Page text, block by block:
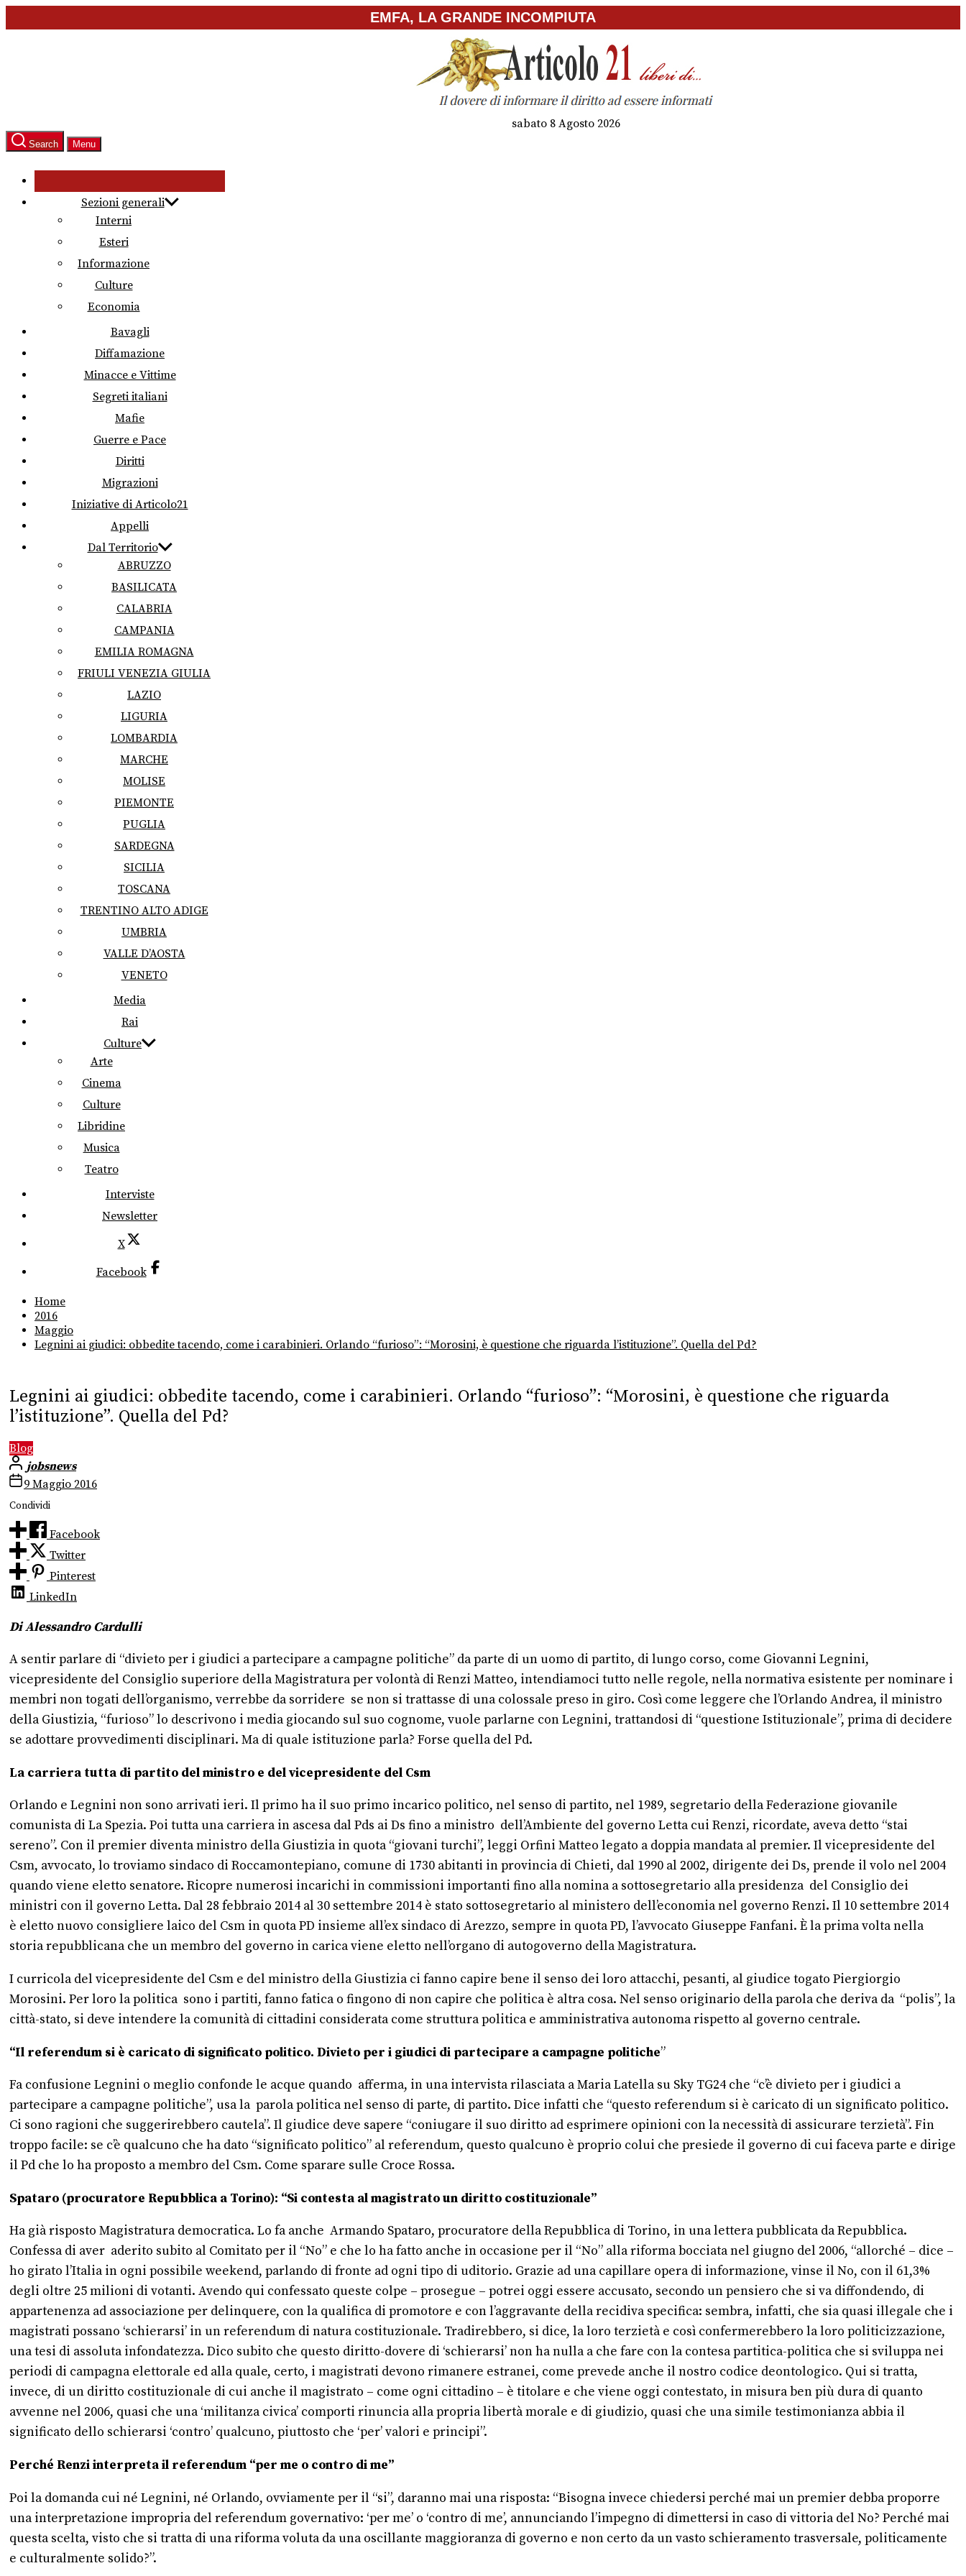
to
EMFA, LA GRANDE INCOMPIUTA
sabato 8 Agosto 2026
Search Menu
Sezioni generali
Interni
Esteri
Informazione
Culture
Economia
Bavagli
Diffamazione
Minacce e Vittime
Segreti italiani
Mafie
Guerre e Pace
Diritti
Migrazioni
Iniziative di Articolo21
Appelli
Dal Territorio
ABRUZZO
BASILICATA
CALABRIA
CAMPANIA
EMILIA ROMAGNA
FRIULI VENEZIA GIULIA
LAZIO
LIGURIA
LOMBARDIA
MARCHE
MOLISE
PIEMONTE
PUGLIA
SARDEGNA
SICILIA
TOSCANA
TRENTINO ALTO ADIGE
UMBRIA
VALLE D’AOSTA
VENETO
Media
Rai
Culture
Arte
Cinema
Culture
Libridine
Musica
Teatro
Interviste
Newsletter
X
Facebook
Home
2016
Maggio
Legnini ai giudici: obbedite tacendo, come i carabinieri. Orlando “furioso”: “Morosini, è questione che riguarda l’istituzione”. Quella del Pd?
Legnini ai giudici: obbedite tacendo, come i carabinieri. Orlando “furioso”: “Morosini, è questione che riguarda
l’istituzione”. Quella del Pd?
Blog
jobsnews
9 Maggio 2016
Condividi
Facebook
Twitter
Pinterest
LinkedIn
Di Alessandro Cardulli
A sentir parlare di “divieto per i giudici a partecipare a campagne politiche” da parte di un uomo di partito, di lungo corso, come Giovanni Legnini,
vicepresidente del Consiglio superiore della Magistratura per volontà di Renzi Matteo, intendiamoci tutto nelle regole, nella normativa esistente per nominare i
membri non togati dell’organismo, verrebbe da sorridere se non si trattasse di una colossale preso in giro. Così come leggere che l’Orlando Andrea, il ministro
della Giustizia, “furioso” lo descrivono i media giocando sul suo cognome, vuole parlarne con Legnini, trattandosi di “questione Istituzionale”, prima di decidere
se adottare provvedimenti disciplinari. Ma di quale istituzione parla? Forse quella del Pd.
La carriera tutta di partito del ministro e del vicepresidente del Csm
Orlando e Legnini non sono arrivati ieri. Il primo ha il suo primo incarico politico, nel senso di partito, nel 1989, segretario della Federazione giovanile
comunista di La Spezia. Poi tutta una carriera in ascesa dal Pds ai Ds fino a ministro dell’Ambiente del governo Letta cui Renzi, ricordate, aveva detto “stai
sereno”. Con il premier diventa ministro della Giustizia in quota “giovani turchi”, leggi Orfini Matteo legato a doppia mandata al premier. Il vicepresidente del
Csm, avvocato, lo troviamo sindaco di Roccamontepiano, comune di 1730 abitanti in provincia di Chieti, dal 1990 al 2002, dirigente dei Ds, prende il volo nel 2004
quando viene eletto senatore. Ricopre numerosi incarichi in commissioni importanti fino alla nomina a sottosegretario alla presidenza del Consiglio dei
ministri con il governo Letta. Dal 28 febbraio 2014 al 30 settembre 2014 è stato sottosegretario al ministero dell’economia nel governo Renzi. Il 10 settembre 2014
è eletto nuovo consigliere laico del Csm in quota PD insieme all’ex sindaco di Arezzo, sempre in quota PD, l’avvocato Giuseppe Fanfani. È la prima volta nella
storia repubblicana che un membro del governo in carica viene eletto nell’organo di autogoverno della Magistratura.
I curricola del vicepresidente del Csm e del ministro della Giustizia ci fanno capire bene il senso dei loro attacchi, pesanti, al giudice togato Piergiorgio
Morosini. Per loro la politica sono i partiti, fanno fatica o fingono di non capire che politica è altra cosa. Nel senso originario della parola che deriva da “polis”, la
città-stato, si deve intendere la comunità di cittadini considerata come struttura politica e amministrativa autonoma rispetto al governo centrale.
“Il referendum si è caricato di significato politico. Divieto per i giudici di partecipare a campagne politiche”
Fa confusione Legnini o meglio confonde le acque quando afferma, in una intervista rilasciata a Maria Latella su Sky TG24 che “c’è divieto per i giudici a
partecipare a campagne politiche”, usa la parola politica nel senso di parte, di partito. Dice infatti che “questo referendum si è caricato di un significato politico.
Ci sono ragioni che suggerirebbero cautela”. Il giudice deve sapere “coniugare il suo diritto ad esprimere opinioni con la necessità di assicurare terzietà”. Fin
troppo facile: se c’è qualcuno che ha dato “significato politico” al referendum, questo qualcuno è proprio colui che presiede il governo di cui faceva parte e dirige
il Pd che lo ha proposto a membro del Csm. Come sparare sulle Croce Rossa.
Spataro (procuratore Repubblica a Torino): “Si contesta al magistrato un diritto costituzionale”
Ha già risposto Magistratura democratica. Lo fa anche Armando Spataro, procuratore della Repubblica di Torino, in una lettera pubblicata da Repubblica.
Confessa di aver aderito subito al Comitato per il “No” e che lo ha fatto anche in occasione per il “No” alla riforma bocciata nel giugno del 2006, “allorché – dice –
ho girato l’Italia in ogni possibile weekend, parlando di fronte ad ogni tipo di uditorio. Grazie ad una capillare opera di informazione, vinse il No, con il 61,3%
degli oltre 25 milioni di votanti. Avendo qui confessato queste colpe – prosegue – potrei oggi essere accusato, secondo un pensiero che si va diffondendo, di
appartenenza ad associazione per delinquere, con la qualifica di promotore e con l’aggravante della recidiva specifica: sembra, infatti, che sia quasi illegale che i
magistrati possano ‘schierarsi’ in un referendum di natura costituzionale. Tradirebbero, si dice, la loro terzietà e così confermerebbero la loro politicizzazione,
una tesi di assoluta infondatezza. Dico subito che questo diritto-dovere di ‘schierarsi’ non ha nulla a che fare con la contesa partitica-politica che si sviluppa nei
periodi di campagna elettorale ed alla quale, certo, i magistrati devono rimanere estranei, come prevede anche il nostro codice deontologico. Qui si tratta,
invece, di un diritto costituzionale di cui anche il magistrato – come ogni cittadino – è titolare e che viene oggi contestato, in misura ben più dura di quanto
avvenne nel 2006, quasi che una ‘militanza civica’ comporti rinuncia alla propria libertà morale e di giudizio, quasi che una simile testimonianza abbia il
significato dello schierarsi ‘contro’ qualcuno, piuttosto che ‘per’ valori e principi”.
Perché Renzi interpreta il referendum “per me o contro di me”
Poi la domanda cui né Legnini, né Orlando, ovviamente per il “si”, daranno mai una risposta: “Bisogna invece chiedersi perché mai un premier debba proporre
una interpretazione impropria del referendum governativo: ‘per me’ o ‘contro di me’, annunciando l’impegno di dimettersi in caso di vittoria del No? Perché mai
questa scelta, visto che si tratta di una riforma voluta da una oscillante maggioranza di governo e non certo da un vasto schieramento trasversale, politicamente
e culturalmente solido?”.